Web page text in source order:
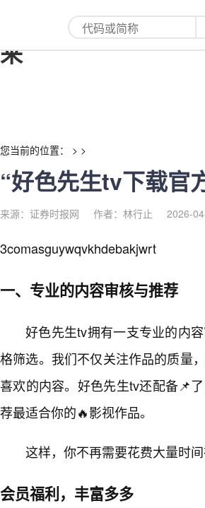
“好色先生tv下载官
来
您当前的位置： > >
“好色先生tv下载官
来源：证券时报网 作者：林行止 2026-
3comasguywqvkhdebakjwrt
一、专业的内容审核与推荐
好色先生tv拥有一支专业的内
格筛选。我们不仅关注作品的质量
喜欢的内容。好色先生tv还配备📌
荐最适合你的🔥影视作品。
这样，你不再需要花费大量时
会员福利，丰富多多